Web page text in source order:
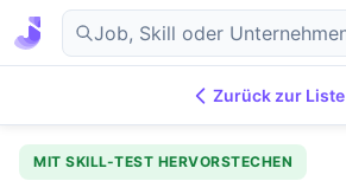
DE
Zurück zur Liste
MIT SKILL-TEST HERVORSTECHEN